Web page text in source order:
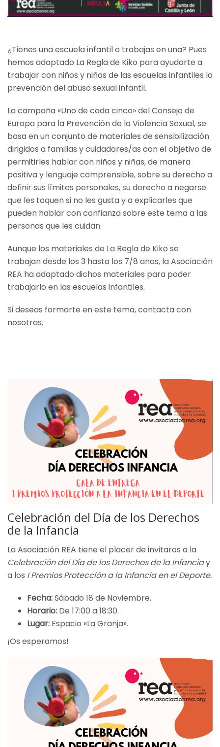
¿Tienes una escuela infantil o trabajas en una? Pues
hemos adaptado La Regla de Kiko para ayudarte a
trabajar con niños y niñas de las escuelas infantiles la
prevención del abuso sexual infantil.
La campaña «Uno de cada cinco» del Consejo de
Europa para la Prevención de la Violencia Sexual, se
basa en un conjunto de materiales de sensibilización
dirigidos a familias y cuidadores/as con el objetivo de
permitirles hablar con niños y niñas, de manera
positiva y lenguaje comprensible, sobre su derecho a
definir sus límites personales, su derecho a negarse
que les toquen si no les gusta y a explicarles que
pueden hablar con confianza sobre este tema a las
personas que les cuidan.
Aunque los materiales de La Regla de Kiko se
trabajan desde los 3 hasta los 7/8 años, la Asociación
REA ha adaptado dichos materiales para poder
trabajarlo en las escuelas infantiles.
Si deseas formarte en este tema, contacta con
nosotras.
Celebración del Día de los Derechos
de la Infancia
La Asociación REA tiene el placer de invitaros a la
Celebración del Día de los Derechos de la Infanciay
a los I Premios Protección a la Infancia en el Deporte.
Fecha:Sábado 18 de Noviembre.
Horario: De 17:00 a 18:30.
Lugar: Espacio «La Granja».
¡Os esperamos!